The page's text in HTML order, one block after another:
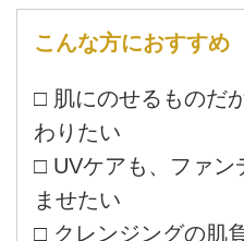
こんな方におすすめ
□ 肌にのせるものだ
わりたい
□ UVケアも、ファン
ませたい
□ クレンジングの肌